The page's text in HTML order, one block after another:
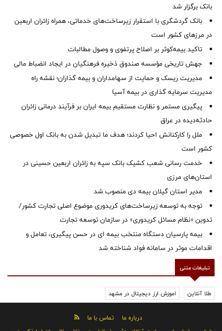
بانک برگزار شد
بانک گردشگری با استقرار زیرساخت‌های خدماتی، همراه زائران اربعین
در مرزهای کشور است
تاکید بیمه‌کوثر بر اصلاح پرتفوی و وصول مطالبات ‌
جهش تاریخی مؤسسه صندوق ذخیره فرهنگیان در ایجاد انضباط مالی
مدیریت ریسک و حمایت از سهامداران و بیمه گذاران؛ نقشه راه
مدیریت سرمایه گذاری در بیمه آسیا
پیگیری مستمر و نظارت مستقیم بیمه ایران بر فرآیند درمانی زائران
حادثه‌دیده در عراق
ملل را کارکنانش احیا کردند؛ هدف ما تبدیل شدن به بانک اول خصوصی
کشور است
خدمت رسانی شعب کشیک بانک سپه به زائران اربعین حسینی در
استان‌‌های مرزی
‌مدیر استان گیلان بیمه دی منصوب شد
توجه به توسعه زیرساخت‌های کریدوری موضوع اصلی تجارت کشور/
تدوین «نظام مسائل کریدوری» در سازمان توسعه تجارت
بیمه پارسیان دستگاه منتخب بیمه ای در حسن پیگیری، تعامل و
اقدامات موثر در سامانه فواد شناخته شد
تبلیغات متنی
طلا آنلاین اموزش ارز دیجیتال در مشهد
درباره ما
تماس با ما